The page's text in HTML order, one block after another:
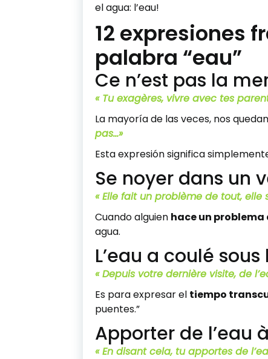
el agua: l’eau!
12 expresiones
palabra “eau”
Ce n’est pas la
« Tu exagères, vivre avec tes
La mayoría de las veces, nos
pas…»
Esta expresión significa
Se noyer dans un
« Elle fait un problème de tout, elle
Cuando alguien hace un problema
agua.
L’eau a coulé
« Depuis votre dernière visite, de
Es para expresar el tiempo
puentes.”
Apporter de l’eau
« En disant cela, tu apportes de